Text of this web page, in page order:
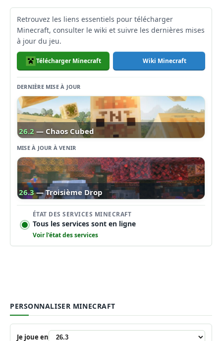
Retrouvez les liens essentiels pour télécharger
Minecraft, consulter le wiki et suivre les dernières mises
à jour du jeu.
Télécharger Minecraft Wiki Minecraft
DERNIÈRE MISE À JOUR
26.2 — Chaos Cubed
MISE À JOUR À VENIR
26.3 — Troisième Drop
ÉTAT DES SERVICES MINECRAFT
Tous les services sont en ligne
Voir l’état des services
PERSONNALISER MINECRAFT
Je joue en